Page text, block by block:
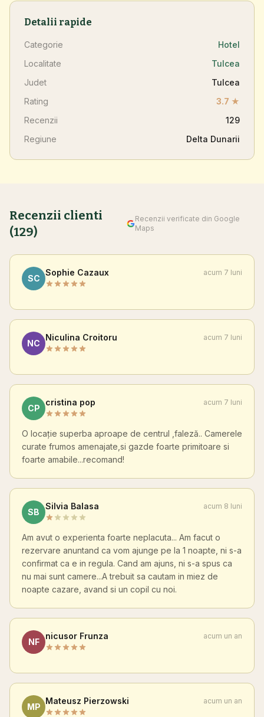
Detalii rapide
Categorie
Hotel
Localitate
Tulcea
Judet
Tulcea
Rating
3.7 ★
Recenzii
129
Regiune
Delta Dunarii
Recenzii clienti
(129)
Recenzii verificate din Google
Maps
SC
Sophie Cazaux acum 7 luni
NC
Niculina Croitoru acum 7 luni
CP
cristina pop acum 7 luni
O locație superba aproape de centrul ,faleză.. Camerele
curate frumos amenajate,si gazde foarte primitoare si
foarte amabile...recomand!
SB
Silvia Balasa acum 8 luni
Am avut o experienta foarte neplacuta... Am facut o
rezervare anuntand ca vom ajunge pe la 1 noapte, ni s-a
confirmat ca e in regula. Cand am ajuns, ni s-a spus ca
nu mai sunt camere...A trebuit sa cautam in miez de
noapte cazare, avand si un copil cu noi.
NF
nicusor Frunza acum un an
MP
Mateusz Pierzowski acum un an